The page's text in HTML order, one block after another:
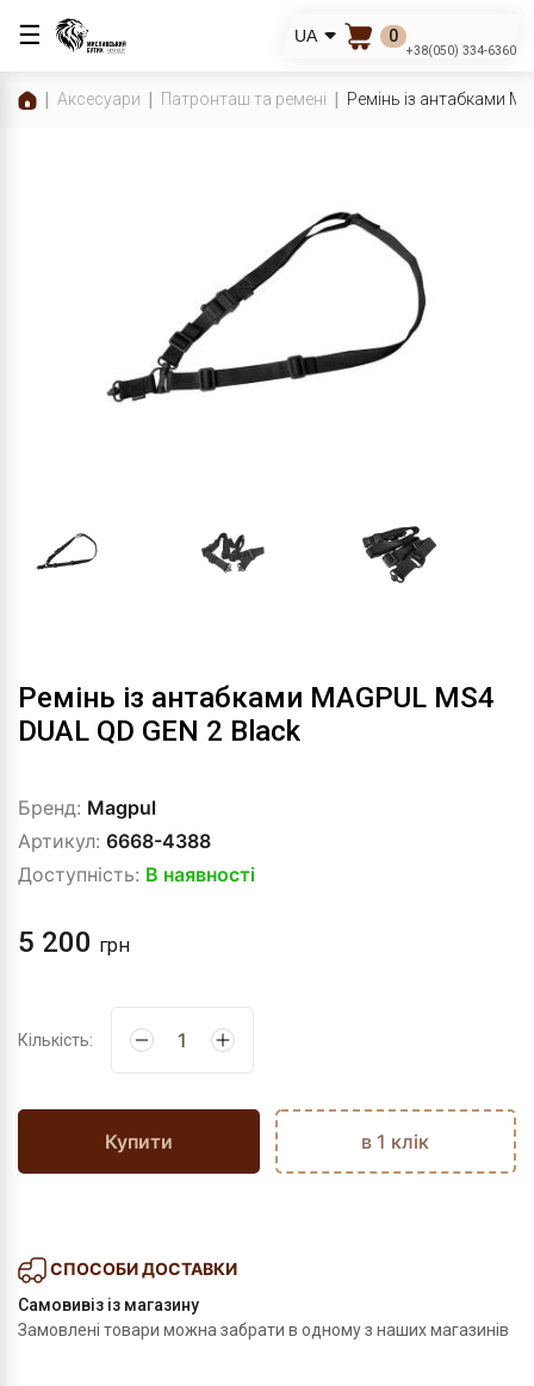
☰ UA 0
+38(050) 334-6360
Аксесуари Патронташ та ремені Ремінь із антабками
Ремінь із антабками MAGPUL MS4
DUAL QD GEN 2 Black
Бренд: Magpul
Артикул: 6668-4388
Доступність: В наявності
5 200 грн
Кількість:
Купити в 1 клік
СПОСОБИ ДОСТАВКИ
Самовивіз із магазину
Замовлені товари можна забрати в одному з наших магазинів